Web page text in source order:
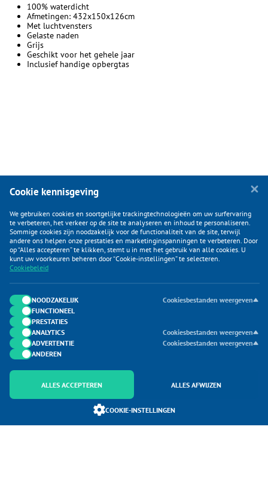
100% waterdicht
Afmetingen: 432x150x126cm
Met luchtvensters
Gelaste naden
Grijs
Geschikt voor het gehele jaar
Inclusief handige opbergtas
KLANTENSERVICE
CATEGORIEËN
DUIJVELAAR E-COMMERCE
CONTACTEN
Onderdeel van Duijvelaar E-commerce
Cookie kennisgeving
We gebruiken cookies en soortgelijke trackingtechnologieën om uw surfervaring
te verbeteren, het verkeer op de site te analyseren en inhoud te personaliseren.
Sommige cookies zijn noodzakelijk voor de functionaliteit van de site, terwijl
andere ons helpen onze prestaties en marketinginspanningen te verbeteren. Door
op “Alles accepteren” te klikken, stemt u in met het gebruik van alle cookies. U
kunt uw voorkeuren beheren door “Cookie-instellingen” te selecteren.
Cookiebeleid
NOODZAKELIJK
Cookiesbestanden weergeven
FUNCTIONEEL
PRESTATIES
ANALYTICS
Cookiesbestanden weergeven
ADVERTENTIE
Cookiesbestanden weergeven
ANDEREN
ALLES ACCEPTEREN ALLES AFWIJZEN
COOKIE-INSTELLINGEN